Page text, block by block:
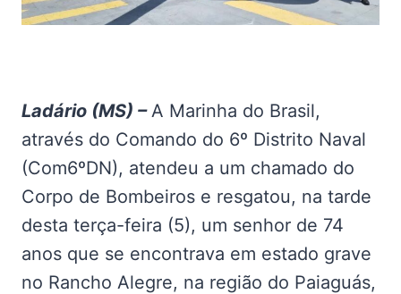
Ladário (MS) –A Marinha do Brasil,
através do Comando do 6º Distrito Naval
(Com6ºDN), atendeu a um chamado do
Corpo de Bombeiros e resgatou, na tarde
desta terça-feira (5), um senhor de 74
anos que se encontrava em estado grave
no Rancho Alegre, na região do Paiaguás,